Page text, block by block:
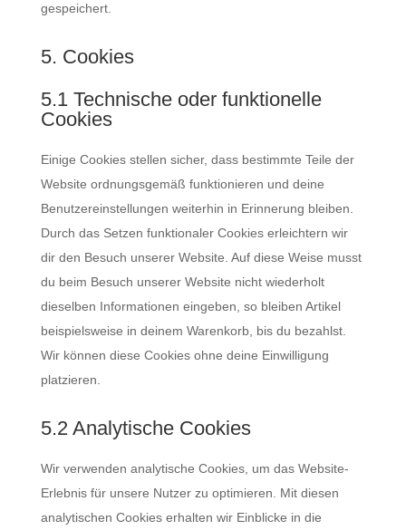
gespeichert.
5. Cookies
5.1 Technische oder funktionelle
Cookies
Einige Cookies stellen sicher, dass bestimmte Teile der
Website ordnungsgemäß funktionieren und deine
Benutzereinstellungen weiterhin in Erinnerung bleiben.
Durch das Setzen funktionaler Cookies erleichtern wir
dir den Besuch unserer Website. Auf diese Weise musst
du beim Besuch unserer Website nicht wiederholt
dieselben Informationen eingeben, so bleiben Artikel
beispielsweise in deinem Warenkorb, bis du bezahlst.
Wir können diese Cookies ohne deine Einwilligung
platzieren.
5.2 Analytische Cookies
Wir verwenden analytische Cookies, um das Website-
Erlebnis für unsere Nutzer zu optimieren. Mit diesen
analytischen Cookies erhalten wir Einblicke in die